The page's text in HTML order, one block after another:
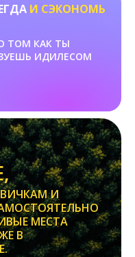
И СЭКОНОМЬ
ТОМ КАК ТЫ
ИДИЛЕСОМ
И
МЕСТА
В